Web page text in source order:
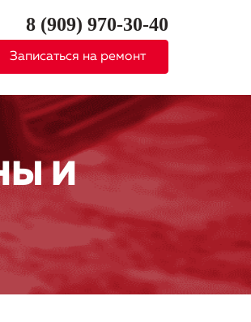
8 (909) 970-30-40
Записаться на ремонт
И